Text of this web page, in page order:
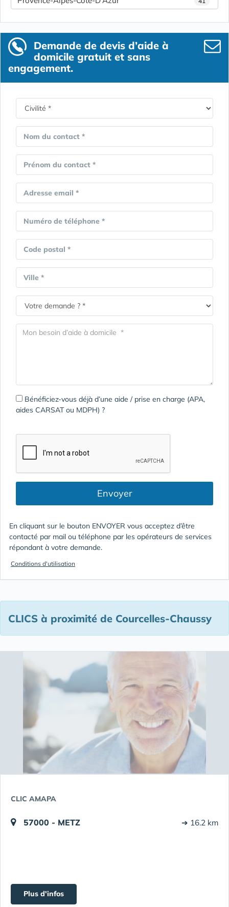
Demande de devis d’aide à
domicile gratuit et sans
engagement.
Nom du contact *
Prénom du contact *
Adresse email *
Numéro de téléphone *
Code postal *
Ville *
Bénéficiez-vous déjà d’une aide / prise en charge (APA,
aides CARSAT ou MDPH) ?
Envoyer
En cliquant sur le bouton ENVOYER vous acceptez d’être
contacté par mail ou téléphone par les opérateurs de services
répondant à votre demande.
Conditions d'utilisation
CLICS à proximité de Courcelles-Chaussy
CLIC AMAPA
57000 - METZ ➔ 16.2 km
Plus d'infos